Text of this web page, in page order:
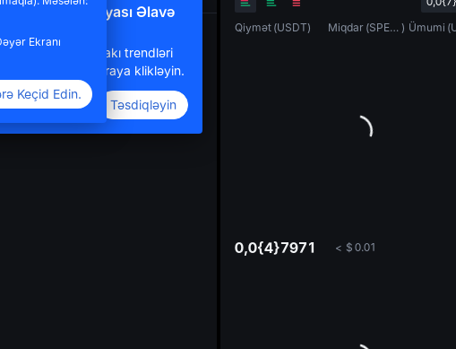
Funksiyası Əlavə
tokenlər arasındakı trendləri
etmək üçün buraya klikləyin.
Təsdiqləyin
Qiymət (USDT) Miqdar ( SPELL ) Ümumi (
0,0{4}7971 < $ 0.01
Ekranı
Keçid Edin.